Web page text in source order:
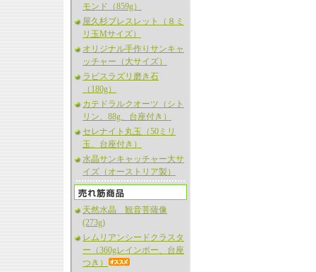
モンド（859g）
屋久杉ブレスレット（８ミ
リ玉Mサイズ）
オリジナル手作りサンキャ
ッチャー（大サイズ）
ラピスラズリ磨き石
（180g）
カテドラルクオーツ（シト
リン、88g、台座付き）
セレナイト丸玉（50ミリ
玉、台座付き）
水晶サンキャッチャー大サ
イズ（オーストリア製）
天然水晶 観音菩薩像
(273g)
レムリアンシードクラスタ
ー（360gレインボー、台座
つき）